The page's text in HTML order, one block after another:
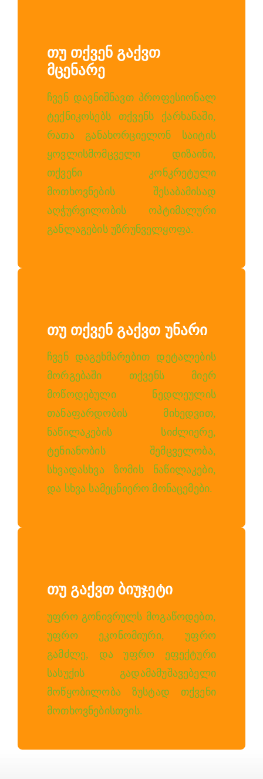
Თუ Თქვენ Გაქვთ
Მცენარე
ჩვენ დავნიშნავთ პროფესიონალ
ტექნიკოსებს თქვენს ქარხანაში,
რათა განახორციელონ საიტის
ყოვლისმომცველი დიზაინი,
თქვენი კონკრეტული
მოთხოვნების შესაბამისად
აღჭურვილობის ოპტიმალური
განლაგების უზრუნველყოფა.
Თუ Თქვენ Გაქვთ Უნარი
ჩვენ დაგეხმარებით დეტალების
მორგებაში თქვენს მიერ
მოწოდებული ნედლეულის
თანაფარდობის მიხედვით,
ნაწილაკების სიძლიერე,
ტენიანობის შემცველობა,
სხვადასხვა ზომის ნაწილაკები,
და სხვა სამეცნიერო მონაცემები.
Თუ Გაქვთ Ბიუჯეტი
უფრო გონივრულს მოგაწოდებთ,
უფრო ეკონომიური, უფრო
გამძლე, და უფრო ეფექტური
სასუქის გადამამუშავებელი
მოწყობილობა ზუსტად თქვენი
მოთხოვნებისთვის.